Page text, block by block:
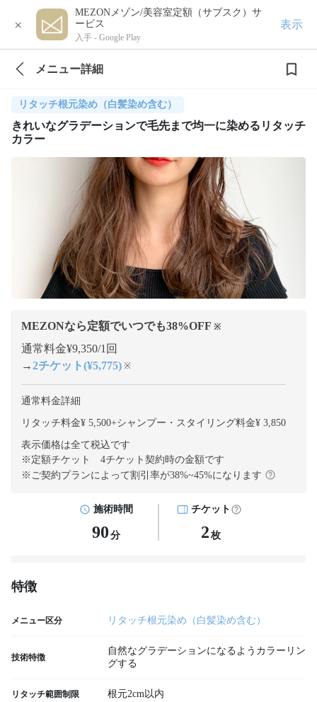
×
MEZONメゾン/美容室定額（サブスク）サ
ービス
入手 - Google Play
表示
メニュー詳細
リタッチ根元染め（白髪染め含む）
きれいなグラデーションで毛先まで均一に染めるリタッチ
カラー
MEZONなら定額でいつでも38%OFF ※
通常料金¥9,350/1回
→2チケット(¥5,775) ※
通常料金詳細
リタッチ料金¥ 5,500+シャンプー・スタイリング料金¥ 3,850
表示価格は全て税込です
※定額チケット 4チケット契約時の金額です
※ご契約プランによって割引率が38%~45%になります
施術時間
90 分
チケット
2 枚
特徴
メニュー区分 リタッチ根元染め（白髪染め含む）
技術特徴
自然なグラデーションになるようカラーリン
グする
リタッチ範囲制限 根元2cm以内